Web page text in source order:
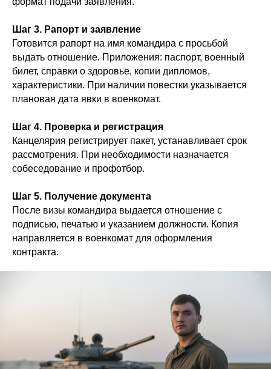
Шаг 3. Рапорт и заявление
Готовится рапорт на имя командира с просьбой
выдать отношение. Приложения: паспорт, военный
билет, справки о здоровье, копии дипломов,
характеристики. При наличии повестки указывается
плановая дата явки в военкомат.
Шаг 4. Проверка и регистрация
Канцелярия регистрирует пакет, устанавливает срок
рассмотрения. При необходимости назначается
собеседование и профотбор.
Шаг 5. Получение документа
После визы командира выдается отношение с
подписью, печатью и указанием должности. Копия
направляется в военкомат для оформления
контракта.